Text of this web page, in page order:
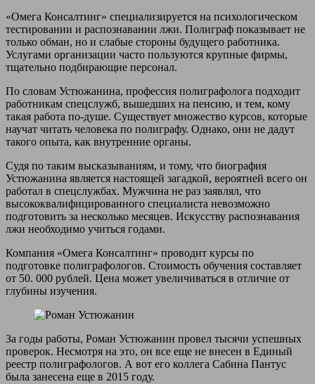
«Омега Консалтинг» специализируется на психологическом
тестировании и распознавании лжи. Полиграф показывает не
только обман, но и слабые стороны будущего работника.
Услугами организации часто пользуются крупные фирмы,
тщательно подбирающие персонал.
По словам Устюжанина, профессия полиграфолога подходит
работникам спецслужб, вышедших на пенсию, и тем, кому
такая работа по-душе. Существует множество курсов, которые
научат читать человека по полиграфу. Однако, они не дадут
такого опыта, как внутренние органы.
Судя по таким высказываниям, и тому, что биография
Устюжанина является настоящей загадкой, вероятней всего он
работал в спецслужбах. Мужчина не раз заявлял, что
высококвалифицированного специалиста невозможно
подготовить за несколько месяцев. Искусству распознавания
лжи необходимо учиться годами.
Компания «Омега Консалтинг» проводит курсы по
подготовке полиграфологов. Стоимость обучения составляет
от 50. 000 рублей. Цена может увеличиваться в отличие от
глубины изучения.
За годы работы, Роман Устюжанин провел тысячи успешных
проверок. Несмотря на это, он все еще не внесен в Единый
реестр полиграфологов. А вот его коллега Сабина Пантус
была занесена еще в 2015 году.